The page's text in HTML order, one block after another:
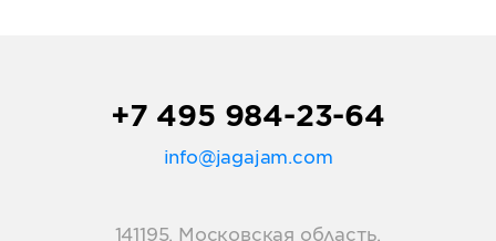
+7 495 984-23-64
info@jagajam.com
141195, Московская область,